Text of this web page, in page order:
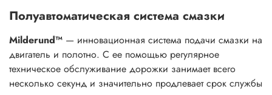
Полуавтоматическая система смазки
Milderund™ — инновационная система подачи смазки на
двигатель и полотно. С ее помощью регулярное
техническое обслуживание дорожки занимает всего
несколько секунд и значительно продлевает срок службы